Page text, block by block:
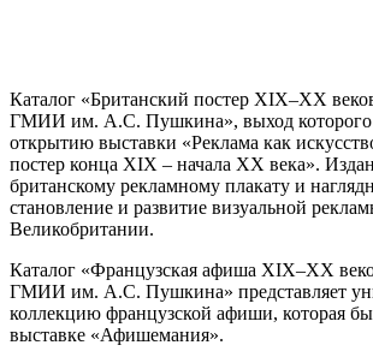
Каталог «Британский постер XIX–XX
ГМИИ им. А.С. Пушкина», выход которого
открытию выставки «Реклама как
постер конца XIX – начала XX века».
британскому рекламному плакату и
становление и развитие визуальной
Великобритании.
Каталог «Французская афиша XIX–XX
ГМИИ им. А.С. Пушкина» представляет
коллекцию французской афиши, которая
выставке «Афишемания».